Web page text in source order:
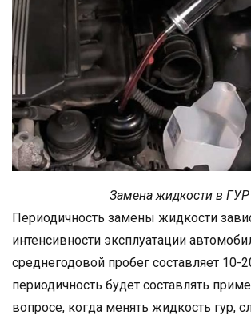
Замена жидкости в ГУР
Периодичность замены жидкости
интенсивности эксплуатации
среднегодовой пробег составляет 10-
периодичность будет составлять
вопросе, когда менять жидкость гур,